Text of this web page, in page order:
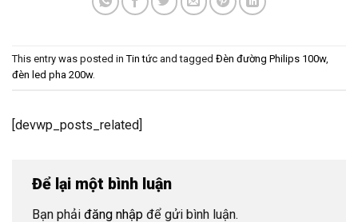
This entry was posted inTin tức and tagged Đèn đường Philips 100w,
đèn led pha 200w.
[devwp_posts_related]
Để lại một bình luận
Bạn phải đăng nhập để gửi bình luận.